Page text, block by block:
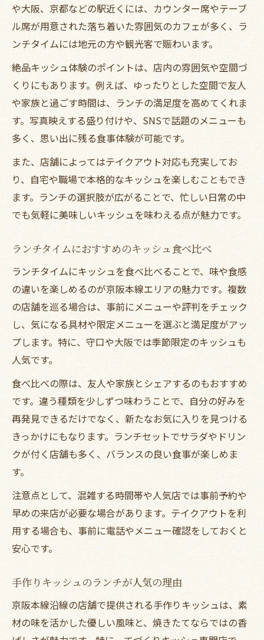
や大阪、京都などの駅近くには、カウンター席やテーブ
ル席が用意された落ち着いた雰囲気のカフェが多く、ラ
ンチタイムには地元の方や観光客で賑わいます。
絶品キッシュ体験のポイントは、店内の雰囲気や空間づ
くりにもあります。例えば、ゆったりとした空間で友人
や家族と過ごす時間は、ランチの満足度を高めてくれま
す。写真映えする盛り付けや、SNSで話題のメニューも
多く、思い出に残る食事体験が可能です。
また、店舗によってはテイクアウト対応も充実してお
り、自宅や職場で本格的なキッシュを楽しむこともでき
ます。ランチの選択肢が広がることで、忙しい日常の中
でも気軽に美味しいキッシュを味わえる点が魅力です。
ランチタイムにおすすめのキッシュ食べ比べ
ランチタイムにキッシュを食べ比べることで、味や食感
の違いを楽しめるのが京阪本線エリアの魅力です。複数
の店舗を巡る場合は、事前にメニューや評判をチェック
し、気になる具材や限定メニューを選ぶと満足度がアッ
プします。特に、守口や大阪では季節限定のキッシュも
人気です。
食べ比べの際は、友人や家族とシェアするのもおすすめ
です。違う種類を少しずつ味わうことで、自分の好みを
再発見できるだけでなく、新たなお気に入りを見つける
きっかけにもなります。ランチセットでサラダやドリン
クが付く店舗も多く、バランスの良い食事が楽しめま
す。
注意点として、混雑する時間帯や人気店では事前予約や
早めの来店が必要な場合があります。テイクアウトを利
用する場合も、事前に電話やメニュー確認をしておくと
安心です。
手作りキッシュのランチが人気の理由
京阪本線沿線の店舗で提供される手作りキッシュは、素
材の味を活かした優しい風味と、焼きたてならではの香